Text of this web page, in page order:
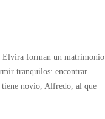
Elvira forman un matrimonio
tranquilos: encontrar
tiene novio, Alfredo, al que